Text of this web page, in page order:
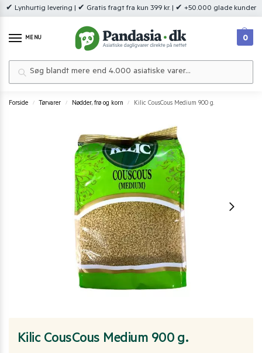
✔ Lynhurtig levering | ✔ Gratis fragt fra kun 399 kr. | ✔ +50.000 glade kunder
MENU 0
Forside / Tørvarer / Nødder, frø og korn / Kilic CousCous Medium 900 g.
Kilic CousCous Medium 900 g.